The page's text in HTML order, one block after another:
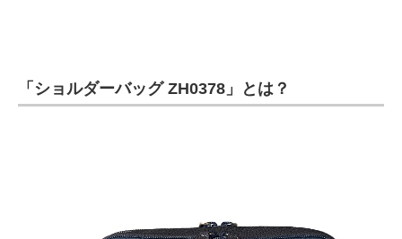
建設×テクノロジーの最前線
「ショルダーバッグ ZH0378」とは？